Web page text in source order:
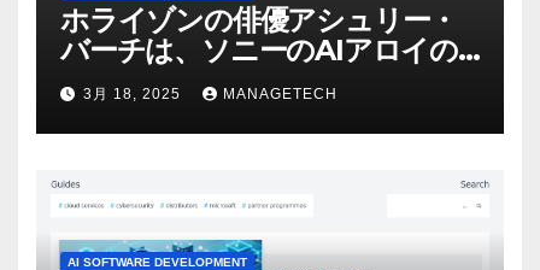
ホライゾンの俳優アシュリー・
バーチは、ソニーのAIアロイの
ビデオを見て「ゲームパフォー
マンスという芸術形式に不安を
感じた」と語る – IGN
3月 18, 2025 MANAGETECH
AI SOFTWARE DEVELOPMENT